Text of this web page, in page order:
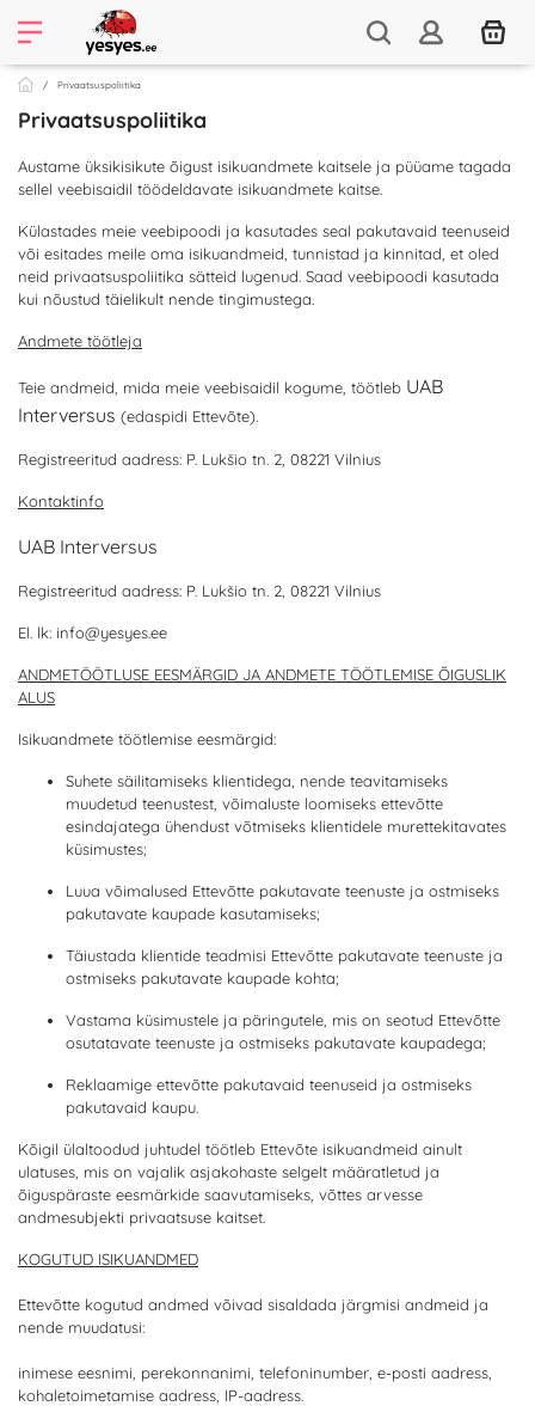
Privaatsuspoliitika
Privaatsuspoliitika
Austame üksikisikute õigust isikuandmete kaitsele ja püüame tagada
sellel veebisaidil töödeldavate isikuandmete kaitse.
Külastades meie veebipoodi ja kasutades seal pakutavaid teenuseid
või esitades meile oma isikuandmeid, tunnistad ja kinnitad, et oled
neid privaatsuspoliitika sätteid lugenud. Saad veebipoodi kasutada
kui nõustud täielikult nende tingimustega.
Andmete töötleja
Teie andmeid, mida meie veebisaidil kogume, töötleb UAB
Interversus (edaspidi Ettevõte).
Registreeritud aadress: P. Lukšio tn. 2, 08221 Vilnius
Kontaktinfo
UAB Interversus
Registreeritud aadress: P. Lukšio tn. 2, 08221 Vilnius
El. lk: info@yesyes.ee
ANDMETÖÖTLUSE EESMÄRGID JA ANDMETE TÖÖTLEMISE ÕIGUSLIK
ALUS
Isikuandmete töötlemise eesmärgid:
Suhete säilitamiseks klientidega, nende teavitamiseks
muudetud teenustest, võimaluste loomiseks ettevõtte
esindajatega ühendust võtmiseks klientidele murettekitavates
küsimustes;
Luua võimalused Ettevõtte pakutavate teenuste ja ostmiseks
pakutavate kaupade kasutamiseks;
Täiustada klientide teadmisi Ettevõtte pakutavate teenuste ja
ostmiseks pakutavate kaupade kohta;
Vastama küsimustele ja päringutele, mis on seotud Ettevõtte
osutatavate teenuste ja ostmiseks pakutavate kaupadega;
Reklaamige ettevõtte pakutavaid teenuseid ja ostmiseks
pakutavaid kaupu.
Kõigil ülaltoodud juhtudel töötleb Ettevõte isikuandmeid ainult
ulatuses, mis on vajalik asjakohaste selgelt määratletud ja
õiguspäraste eesmärkide saavutamiseks, võttes arvesse
andmesubjekti privaatsuse kaitset.
KOGUTUD ISIKUANDMED
Ettevõtte kogutud andmed võivad sisaldada järgmisi andmeid ja
nende muudatusi:
inimese eesnimi, perekonnanimi, telefoninumber, e-posti aadress,
kohaletoimetamise aadress, IP-aadress.